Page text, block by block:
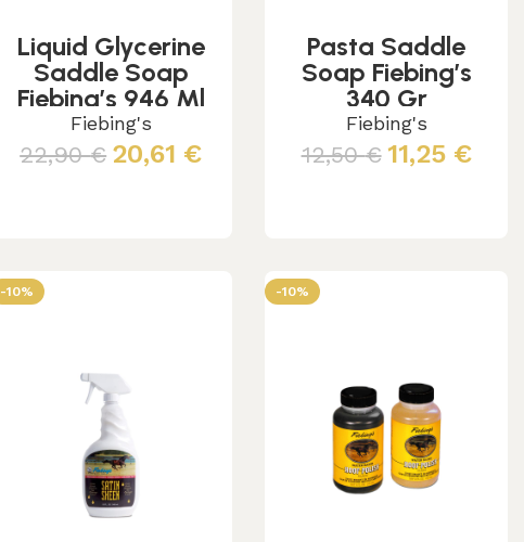
Liquid Glycerine
Saddle Soap
Fiebing’s 946 Ml
Fiebing's
22,90€ 20,61 €
Pasta Saddle
Soap Fiebing’s
340 Gr
Fiebing's
12,50€ 11,25 €
-10% -10%